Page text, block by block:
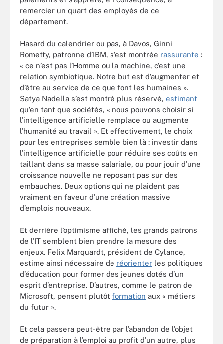
remercier un quart des employés de ce
département.
Hasard du calendrier ou pas, à Davos, Ginni
Rometty, patronne d’IBM, s’est montrée rassurante :
« ce n’est pas l’Homme ou la machine, c’est une
relation symbiotique. Notre but est d’augmenter et
d’être au service de ce que font les humaines ».
Satya Nadella s’est montré plus réservé, estimant
qu’en tant que sociétés, « nous pouvons choisir si
l’intelligence artificielle remplace ou augmente
l’humanité au travail ». Et effectivement, le choix
pour les entreprises semble bien là : investir dans
l’intelligence artificielle pour réduire ses coûts en
taillant dans sa masse salariale, ou pour jouir d’une
croissance nouvelle ne reposant pas sur des
embauches. Deux options qui ne plaident pas
vraiment en faveur d’une création massive
d’emplois nouveaux.
Et derrière l’optimisme affiché, les grands patrons
de l’IT semblent bien prendre la mesure des
enjeux. Felix Marquardt, président de Cylance,
estime ainsi nécessaire de réorienter les politiques
d’éducation pour former des jeunes dotés d’un
esprit d’entreprise. D’autres, comme le patron de
Microsoft, pensent plutôt formation aux « métiers
du futur ».
Et cela passera peut-être par l’abandon de l’objet
de préparation à l’emploi au profit d’un autre, plus